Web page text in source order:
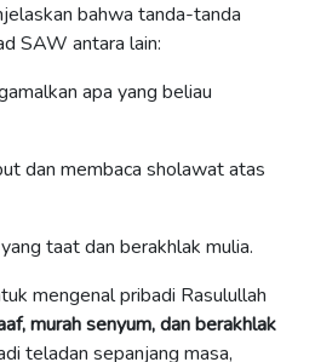
bahwa tanda-tanda
SAW antara lain:
apa yang beliau
dan membaca sholawat atas
taat dan berakhlak mulia.
mengenal pribadi Rasulullah
murah senyum, dan berakhlak
teladan sepanjang masa,